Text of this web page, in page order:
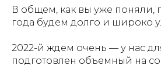
В общем, как вы уже поняли,
года будем долго и широко
2022-й ждем очень — у нас
подготовлен объемный на